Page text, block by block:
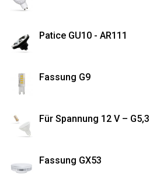
Patice GU10 - AR111
Fassung G9
Für Spannung 12 V – G5,3
Fassung GX53